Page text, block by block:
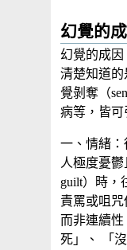
幻覺的
幻覺的成
清楚知道
覺剝奪（
病等，皆可
一、情緒
人極度憂鬱
guilt）時，
責罵或咀
而非連續
死」、 「